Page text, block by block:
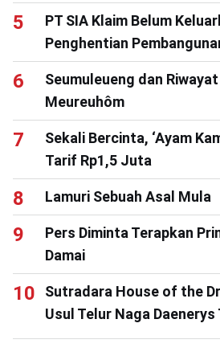
PT SIA Klaim Belum
Penghentian
Seumuleueng dan Riwayat
Meureuhôm
Sekali Bercinta, ‘Ayam
Tarif Rp1,5 Juta
Lamuri Sebuah Asal Mula
Pers Diminta Terapkan
Damai
Sutradara House of the
Usul Telur Naga Daenerys